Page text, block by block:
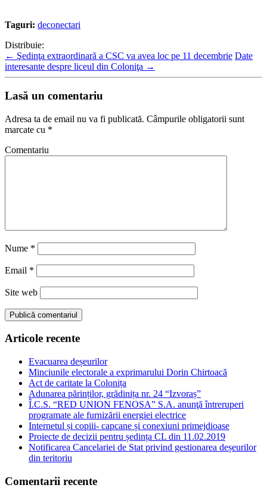
Taguri: deconectari
Distribuie:
← Şedinţa extraordinară a CSC va avea loc pe 11 decembrie Date
interesante despre liceul din Coloniţa →
Lasă un comentariu
Adresa ta de email nu va fi publicată. Câmpurile obligatorii sunt
marcate cu *
Comentariu
Nume *
Email *
Site web
Articole recente
Evacuarea deșeurilor
Minciunile electorale a exprimarului Dorin Chirtoacă
Act de caritate la Colonița
Adunarea părinților, grădinița nr. 24 “Izvoraș”
Î.C.S. “RED UNION FENOSA” S.A. anunţă întreruperi
programate ale furnizării energiei electrice
Internetul și copiii- capcane și conexiuni primejdioase
Proiecte de decizii pentru ședința CL din 11.02.2019
Notificarea Cancelariei de Stat privind gestionarea deșeurilor
din teritoriu
Comentarii recente